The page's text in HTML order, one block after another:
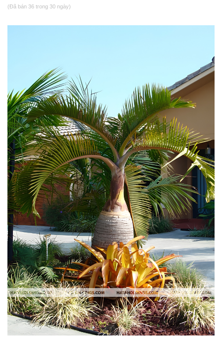
(Đã bán 36 trong 30 ngày)